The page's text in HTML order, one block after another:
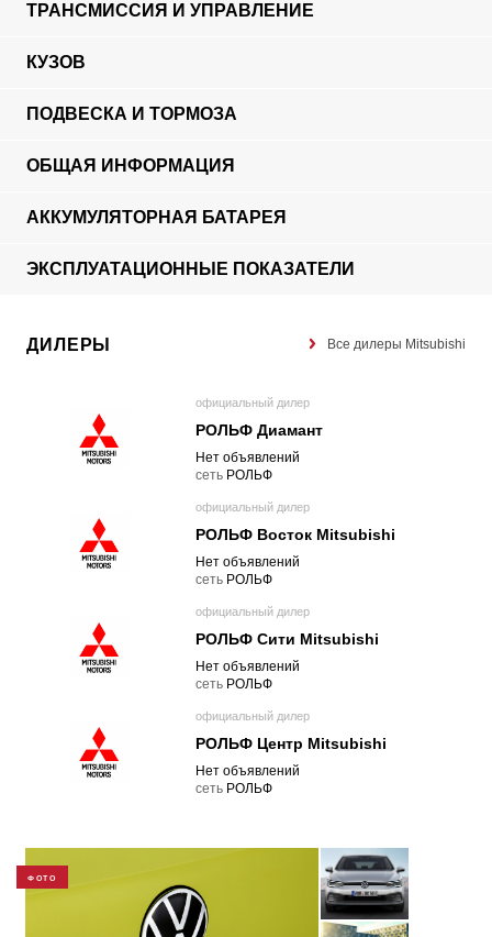
ТРАНСМИССИЯ И УПРАВЛЕНИЕ
КУЗОВ
ПОДВЕСКА И ТОРМОЗА
ОБЩАЯ ИНФОРМАЦИЯ
АККУМУЛЯТОРНАЯ БАТАРЕЯ
ЭКСПЛУАТАЦИОННЫЕ ПОКАЗАТЕЛИ
ДИЛЕРЫ Все дилеры Mitsubishi
официальный дилер
РОЛЬФ Диамант
Нет объявлений
cеть РОЛЬФ
официальный дилер
РОЛЬФ Восток Mitsubishi
Нет объявлений
cеть РОЛЬФ
официальный дилер
РОЛЬФ Сити Mitsubishi
Нет объявлений
cеть РОЛЬФ
официальный дилер
РОЛЬФ Центр Mitsubishi
Нет объявлений
cеть РОЛЬФ
ФОТО